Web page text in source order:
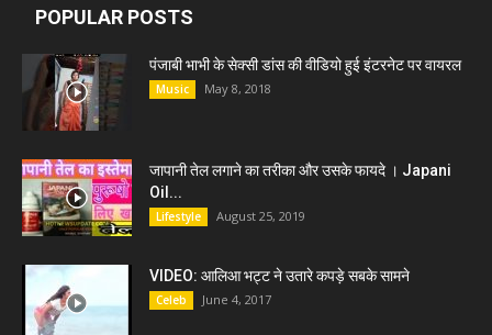
POPULAR POSTS
पंजाबी भाभी के सेक्सी डांस की वीडियो हुई इंटरनेट पर वायरल
Music May 8, 2018
जापानी तेल लगाने का तरीका और उसके फायदे । Japani
Oil...
Lifestyle August 25, 2019
VIDEO: आलिआ भट्ट ने उतारे कपड़े सबके सामने
Celeb June 4, 2017